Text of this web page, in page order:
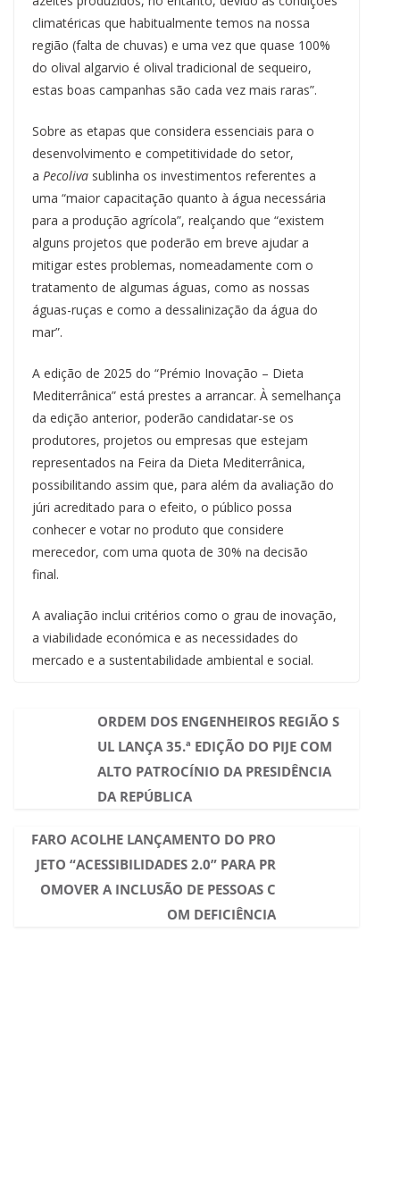
climatéricas que habitualmente temos na nossa
região (falta de chuvas) e uma vez que quase 100%
do olival algarvio é olival tradicional de sequeiro,
estas boas campanhas são cada vez mais raras”.
Sobre as etapas que considera essenciais para o
desenvolvimento e competitividade do setor,
a Pecoliva sublinha os investimentos referentes a
uma “maior capacitação quanto à água necessária
para a produção agrícola”, realçando que “existem
alguns projetos que poderão em breve ajudar a
mitigar estes problemas, nomeadamente com o
tratamento de algumas águas, como as nossas
águas-ruças e como a dessalinização da água do
mar”.
A edição de 2025 do “Prémio Inovação – Dieta
Mediterrânica” está prestes a arrancar. À semelhança
da edição anterior, poderão candidatar-se os
produtores, projetos ou empresas que estejam
representados na Feira da Dieta Mediterrânica,
possibilitando assim que, para além da avaliação do
júri acreditado para o efeito, o público possa
conhecer e votar no produto que considere
merecedor, com uma quota de 30% na decisão
final.
A avaliação inclui critérios como o grau de inovação,
a viabilidade económica e as necessidades do
mercado e a sustentabilidade ambiental e social.
ORDEM DOS ENGENHEIROS REGIÃO S
UL LANÇA 35.ª EDIÇÃO DO PIJE COM
ALTO PATROCÍNIO DA PRESIDÊNCIA
DA REPÚBLICA
FARO ACOLHE LANÇAMENTO DO PRO
JETO “ACESSIBILIDADES 2.0” PARA PR
OMOVER A INCLUSÃO DE PESSOAS C
OM DEFICIÊNCIA